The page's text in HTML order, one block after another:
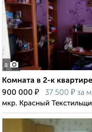
8
Комната в 2-к
900 000 ₽ 37 500 ₽ за
мкр. Красный